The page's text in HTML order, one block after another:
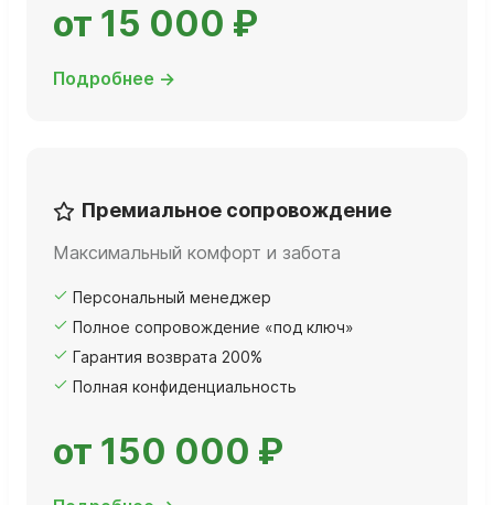
от 15 000 ₽
Подробнее →
Премиальное сопровождение
Максимальный комфорт и забота
Персональный менеджер
Полное сопровождение «под ключ»
Гарантия возврата 200%
Полная конфиденциальность
от 150 000 ₽